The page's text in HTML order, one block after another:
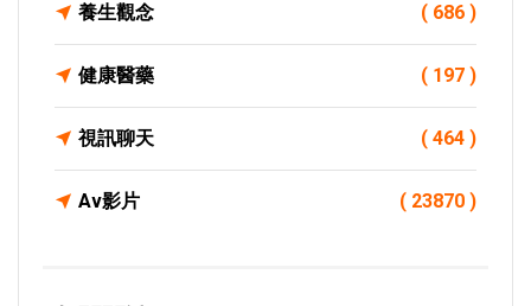
養生觀念 ( 686 )
健康醫藥 ( 197 )
視訊聊天 ( 464 )
Av影片 ( 23870 )